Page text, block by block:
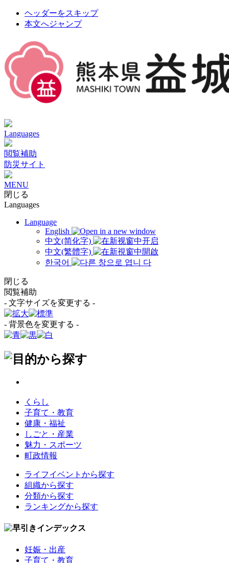
ヘッダーをスキップ
本文へジャンプ
Languages
閲覧補助
防災サイト
MENU
閉じる
Languages
Language
English
中文(简化字)
中文(繁體字)
한국어
閉じる
閲覧補助
- 文字サイズを変更する -
- 背景色を変更する -
くらし
子育て・教育
健康・福祉
しごと・産業
魅力・スポーツ
町政情報
ライフイベントから探す
組織から探す
分類から探す
ランキングから探す
妊娠・出産
子育て・教育